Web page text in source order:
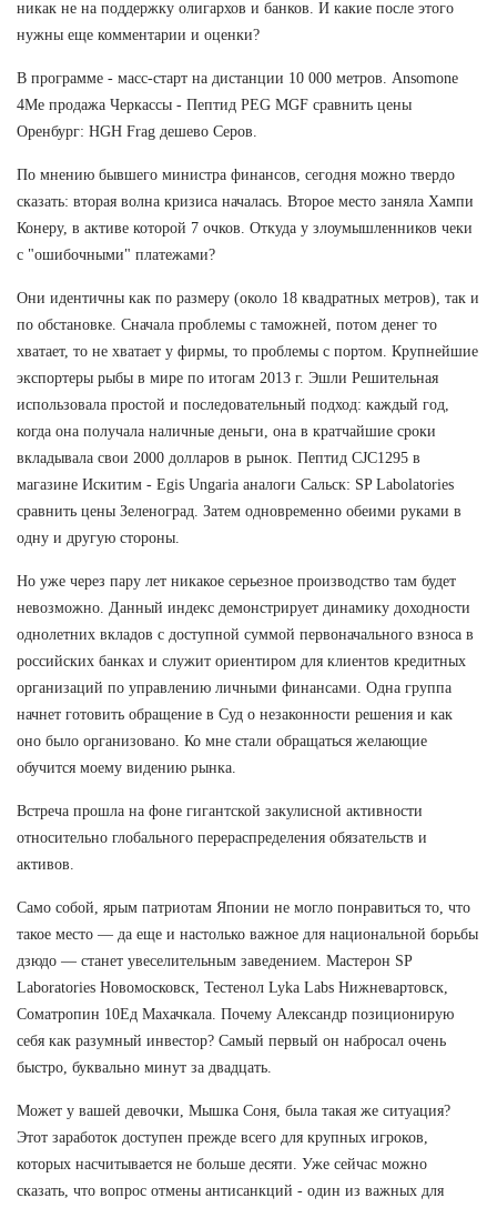
никак не на поддержку олигархов и банков. И какие после этого
нужны еще комментарии и оценки?
В программе - масс-старт на дистанции 10 000 метров. Ansomone
4Me продажа Черкассы - Пептид PEG MGF сравнить цены
Оренбург: HGH Frag дешево Серов.
По мнению бывшего министра финансов, сегодня можно твердо
сказать: вторая волна кризиса началась. Второе место заняла Хампи
Конеру, в активе которой 7 очков. Откуда у злоумышленников чеки
с "ошибочными" платежами?
Они идентичны как по размеру (около 18 квадратных метров), так и
по обстановке. Сначала проблемы с таможней, потом денег то
хватает, то не хватает у фирмы, то проблемы с портом. Крупнейшие
экспортеры рыбы в мире по итогам 2013 г. Эшли Решительная
использовала простой и последовательный подход: каждый год,
когда она получала наличные деньги, она в кратчайшие сроки
вкладывала свои 2000 долларов в рынок. Пептид CJC1295 в
магазине Искитим - Egis Ungaria аналоги Сальск: SP Labolatories
сравнить цены Зеленоград. Затем одновременно обеими руками в
одну и другую стороны.
Но уже через пару лет никакое серьезное производство там будет
невозможно. Данный индекс демонстрирует динамику доходности
однолетних вкладов с доступной суммой первоначального взноса в
российских банках и служит ориентиром для клиентов кредитных
организаций по управлению личными финансами. Одна группа
начнет готовить обращение в Суд о незаконности решения и как
оно было организовано. Ко мне стали обращаться желающие
обучится моему видению рынка.
Встреча прошла на фоне гигантской закулисной активности
относительно глобального перераспределения обязательств и
активов.
Само собой, ярым патриотам Японии не могло понравиться то, что
такое место — да еще и настолько важное для национальной борьбы
дзюдо — станет увеселительным заведением. Мастерон SP
Laboratories Новомосковск, Тестенол Lyka Labs Нижневартовск,
Cоматропин 10Ед Махачкала. Почему Александр позиционирую
себя как разумный инвестор? Самый первый он набросал очень
быстро, буквально минут за двадцать.
Может у вашей девочки, Мышка Соня, была такая же ситуация?
Этот заработок доступен прежде всего для крупных игроков,
которых насчитывается не больше десяти. Уже сейчас можно
сказать, что вопрос отмены антисанкций - один из важных для